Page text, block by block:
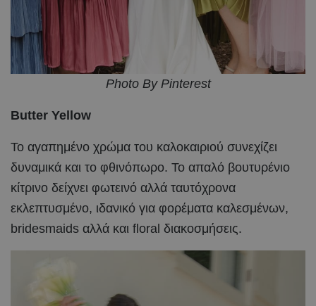
Photo By Pinterest
Butter Yellow
Το αγαπημένο χρώμα του καλοκαιριού συνεχίζει
δυναμικά και το φθινόπωρο. Το απαλό βουτυρένιο
κίτρινο δείχνει φωτεινό αλλά ταυτόχρονα
εκλεπτυσμένο, ιδανικό για φορέματα καλεσμένων,
bridesmaids αλλά και floral διακοσμήσεις.